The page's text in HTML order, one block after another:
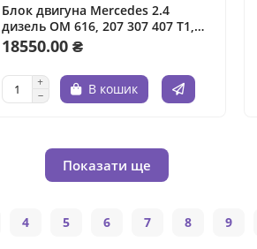
Блок двигуна Mercedes 2.4
дизель ОМ 616, 207 307 407 Т1,
MB 100, 80-і, 2.4 л, дизель.
18550.00 ₴
В кошик
Показати ще
4 5 6 7 8 9